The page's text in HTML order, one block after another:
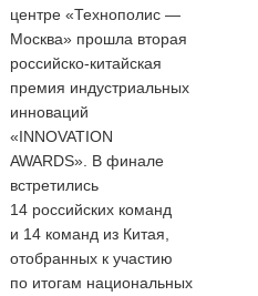
центре «Технополис —
Москва» прошла вторая
российско-китайская
премия индустриальных
инноваций
«INNOVATION
AWARDS». В финале
встретились
14 российских команд
и 14 команд из Китая,
отобранных к участию
по итогам национальных